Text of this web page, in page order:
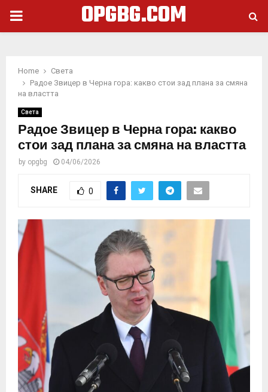
PRIMARY
OPGBG.COM
Home
Света
Радое Звицер в Черна гора: какво стои зад плана за смяна
на властта
Света
Радое Звицер в Черна гора: какво
стои зад плана за смяна на властта
by opgbg 04/06/2026
SHARE 0